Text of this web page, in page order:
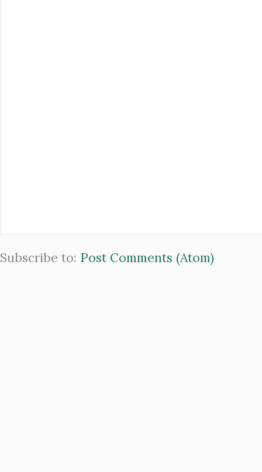
Subscribe to: Post Comments (Atom)